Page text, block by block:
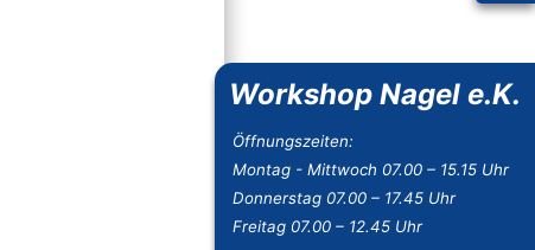
Workshop Nagel e.K.
Öffnungszeiten:
Montag - Mittwoch 07.00 – 15.15 Uhr
Donnerstag 07.00 – 17.45 Uhr
Freitag 07.00 – 12.45 Uhr